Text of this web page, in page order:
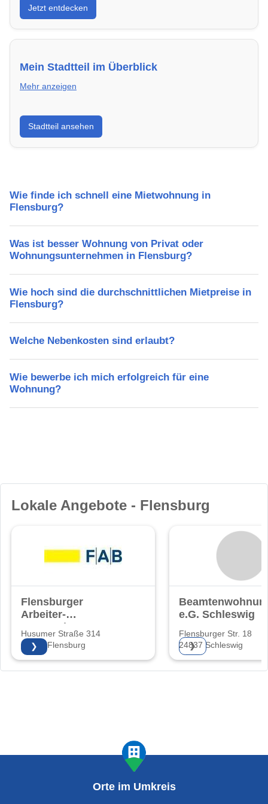
energieeffizient und sofort bezugsfertig.
Jetzt entdecken
Mein Stadtteil im Überblick
Mehr anzeigen
Erfahre mehr über deinen Stadtteil in Flensburg:
Lebensqualität, Verkehrsanbindung, Schulen,
Stadtteil ansehen
Wie finde ich schnell eine Mietwohnung in
Flensburg?
Was ist besser Wohnung von Privat oder
Wohnungsunternehmen in Flensburg?
Wie hoch sind die durchschnittlichen Mietpreise in
Flensburg?
Welche Nebenkosten sind erlaubt?
Wie bewerbe ich mich erfolgreich für eine
Wohnung?
Lokale Angebote - Flensburg
Flensburger
Arbeiter-
Bauverein eG
Husumer Straße 314
24941 Flensburg
❯
e.G. Schleswig
Flensburger Str. 18
24837 Schleswig
❯
Orte im Umkreis